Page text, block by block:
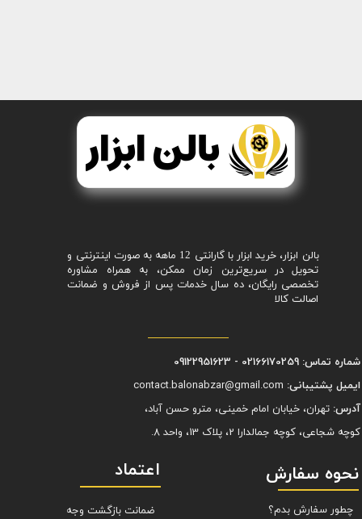
بالن ابزار، خرید ابزار با گارانتی 12 ماهه به صورت اینترنتی و
تحویل در سریع‌ترین زمان ممکن، به همراه مشاوره
تخصصی رایگان، ده سال خدمات پس از فروش و ضمانت
اصالت کالا
شماره تماس: 02166170259 - 09122951623
ایمیل پشتیبانی:
آدرس: تهران، خیابان امام خمینی، مترو حسن آباد،
کوچه شجاعی، کوچه جمالدارا 2، پلاک 13، واحد 8.
نحوه سفارش
چطور سفارش بدم؟
اعتماد
ضمانت بازگشت وجه